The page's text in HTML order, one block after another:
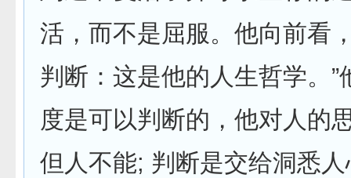
活，而不是屈服。他向前看
判断：这是他的人生哲学。”
度是可以判断的，他对人的
但人不能; 判断是交给洞悉